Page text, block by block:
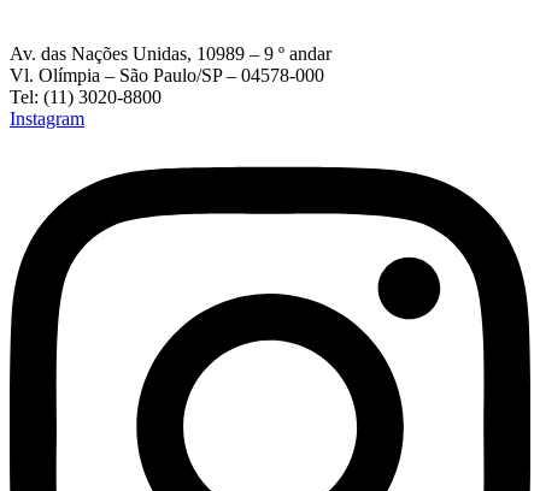
Av. das Nações Unidas, 10989 – 9 º andar
Vl. Olímpia – São Paulo/SP – 04578-000
Tel: (11) 3020-8800
Instagram